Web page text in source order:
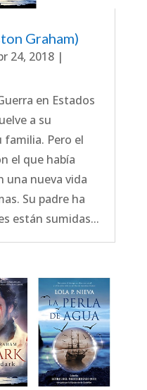
Graham)
24, 2018|
en Estados
a su
familia. Pero el
el que había
una nueva vida
Su padre ha
están sumidas...